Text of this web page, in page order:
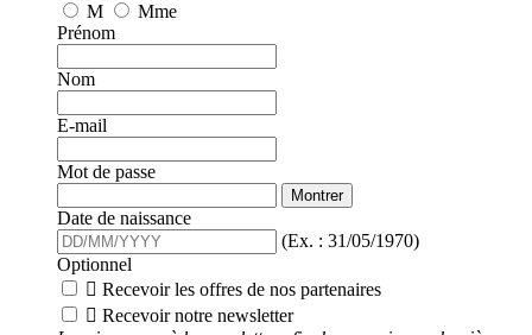
M
Mme
Prénom
Nom
E-mail
Mot de passe
Montrer
Date de naissance
(Ex. : 31/05/1970)
Optionnel
 Recevoir les offres de nos partenaires
 Recevoir notre newsletter